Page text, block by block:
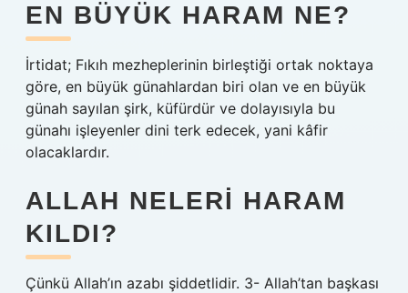
EN BÜYÜK HARAM NE?
İrtidat; Fıkıh mezheplerinin birleştiği ortak noktaya
göre, en büyük günahlardan biri olan ve en büyük
günah sayılan şirk, küfürdür ve dolayısıyla bu
günahı işleyenler dini terk edecek, yani kâfir
olacaklardır.
ALLAH NELERI HARAM
KILDI?
Çünkü Allah’ın azabı şiddetlidir. 3- Allah’tan başkası